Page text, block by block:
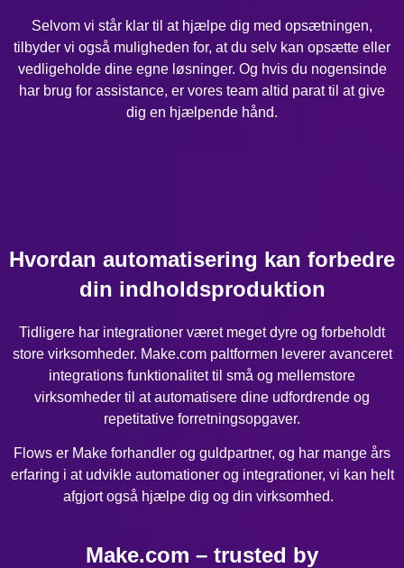
Selvom vi står klar til at hjælpe dig med opsætningen,
tilbyder vi også muligheden for, at du selv kan opsætte eller
vedligeholde dine egne løsninger. Og hvis du nogensinde
har brug for assistance, er vores team altid parat til at give
dig en hjælpende hånd.
Hvordan automatisering kan forbedre
din indholdsproduktion
Tidligere har integrationer været meget dyre og forbeholdt
store virksomheder. Make.com paltformen leverer avanceret
integrations funktionalitet til små og mellemstore
virksomheder til at automatisere dine udfordrende og
repetitative forretningsopgaver.
Flows er Make forhandler og guldpartner, og har mange års
erfaring i at udvikle automationer og integrationer, vi kan helt
afgjort også hjælpe dig og din virksomhed.
Make.com – trusted by